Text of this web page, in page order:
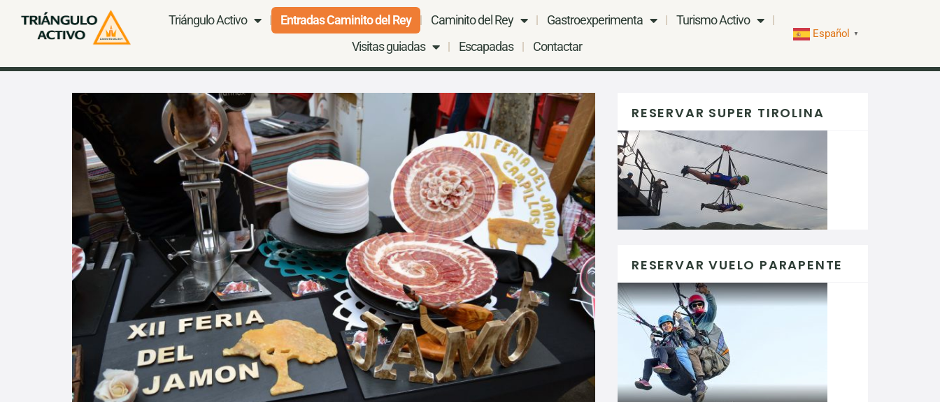
Triángulo Activo Entradas Caminito del Rey Caminito del Rey Gastroexperimenta
Turismo Activo
Visitas guiadas
Escapadas Contactar
Español ▼
RESERVAR SUPER TIROLINA
RESERVAR VUELO PARAPENTE